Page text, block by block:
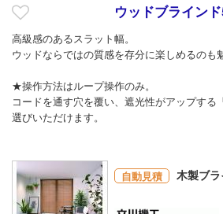
ウッドブライン
高級感のあるスラット幅。
ウッドならではの質感を存分に楽しめるのも
★操作方法はループ操作のみ。
コードを通す穴を覆い、遮光性がアップする
選びいただけます。
自動見積 木製ブ